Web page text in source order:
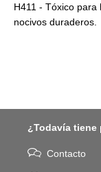
H411 - Tóxico
nocivos duraderos.
¿Todavía tiene
Contacto